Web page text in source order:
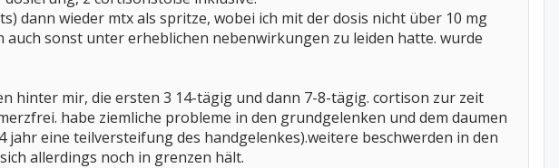
dann wieder mtx als spritze, wobei ich mit der dosis nicht über 10 mg
sonst unter erheblichen nebenwirkungen zu leiden hatte. wurde
hinter mir, die ersten 3 14-tägig und dann 7-8-tägig. cortison zur zeit
habe ziemliche probleme in den grundgelenken und dem daumen
eine teilversteifung des handgelenkes).weitere beschwerden in den
allerdings noch in grenzen hält.